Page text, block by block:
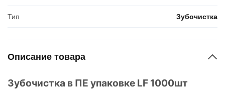
Тип Зубочистка
Описание товара
Зубочистка в ПЕ упаковке LF 1000шт